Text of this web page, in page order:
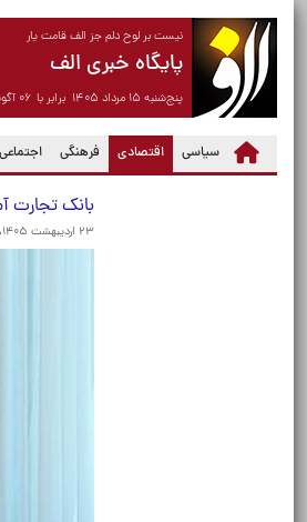
نیست بر لوح دلم جز الف قامت یار
پایگاه خبری الف
پنج‌شنبه ۱۵ مرداد ۱۴۰۵ برابر با ۰۶ آگوست ۲۰۲۶
سیاسی اقتصادی
(current) فرهنگی اجتماعی
بانک تجارت
۲۳ اردیبهشت ۱۴۰۵، ۱۵:۲۰